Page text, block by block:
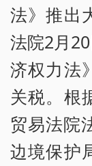
法》推出
法院2月
济权力法
关税。根
贸易法院
边境保护